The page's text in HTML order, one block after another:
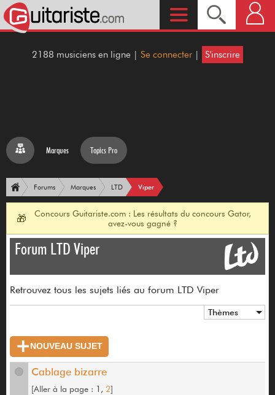
2188 musiciens en ligne | Se connecter | S'inscrire
Marques Topics Pro
Forums Marques LTD Viper
🎁
Concours Guitariste.com : Les résultats du concours Gator,
avez-vous gagné ?
Forum LTD Viper
Retrouvez tous les sujets liés au forum LTD Viper
Thèmes
NOUVEAU SUJET
Cablage bizarre
[Aller à la page : 1, 2]